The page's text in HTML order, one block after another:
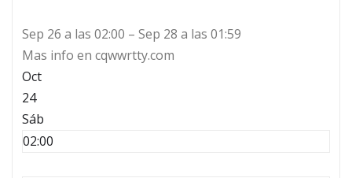
Sep 26 a las 02:00 – Sep 28 a las 01:59
Mas info en cqwwrtty.com
Oct
24
Sáb
02:00